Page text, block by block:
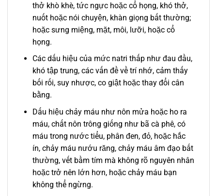
thở khò khè, tức ngực hoặc cổ họng, khó thở,
nuốt hoặc nói chuyện, khàn giọng bất thường;
hoặc sưng miệng, mặt, môi, lưỡi, hoặc cổ
họng.
Các dấu hiệu của mức natri thấp như đau đầu,
khó tập trung, các vấn đề về trí nhớ, cảm thấy
bối rối, suy nhược, co giật hoặc thay đổi cân
bằng.
Dấu hiệu chảy máu như nôn mửa hoặc ho ra
máu, chất nôn trông giống như bã cà phê, có
máu trong nước tiểu, phân đen, đỏ, hoặc hắc
ín, chảy máu nướu răng, chảy máu âm đạo bất
thường, vết bầm tím mà không rõ nguyên nhân
hoặc trở nên lớn hơn, hoặc chảy máu bạn
không thể ngừng.